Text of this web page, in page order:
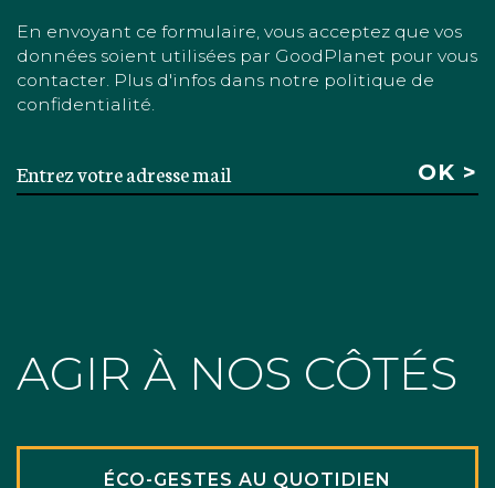
En envoyant ce formulaire, vous acceptez que vos
données soient utilisées par GoodPlanet pour vous
contacter. Plus d'infos dans notre politique de
confidentialité.
AGIR À NOS CÔTÉS
ÉCO-GESTES AU QUOTIDIEN